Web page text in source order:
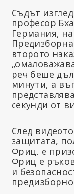
Съдът
професор
Германия,
второто
реч беше
минути, а
секунди от
След
защитата,
Фриц, е
Фриц е
и